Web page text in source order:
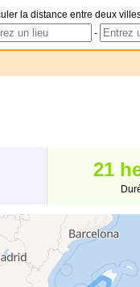
la distance entre deux
-
21